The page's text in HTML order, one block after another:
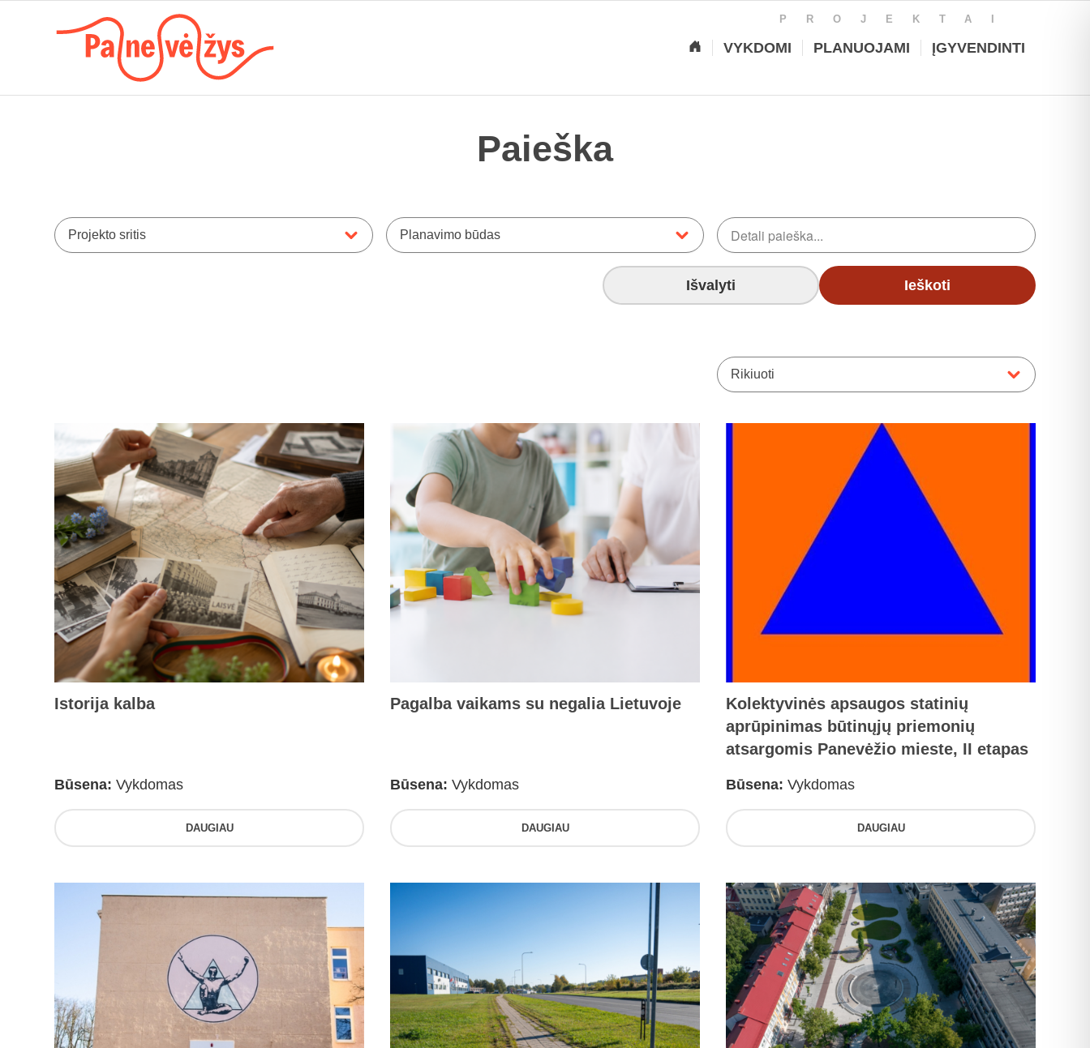
PROJEKTAI
VYKDOMI PLANUOJAMI ĮGYVENDINTI
Paieška
Projekto sritis Planavimo būdas
Išvalyti Ieškoti
Rikiuoti
Istorija kalba
Būsena: Vykdomas
DAUGIAU
Pagalba vaikams su negalia Lietuvoje
Būsena: Vykdomas
DAUGIAU
Kolektyvinės apsaugos statinių
aprūpinimas būtinųjų priemonių
atsargomis Panevėžio mieste, II etapas
Būsena: Vykdomas
DAUGIAU